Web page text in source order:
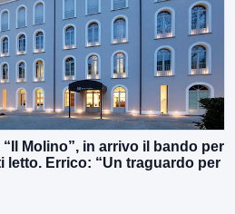
Molino”, in arrivo il bando per
letto. Errico: “Un traguardo per